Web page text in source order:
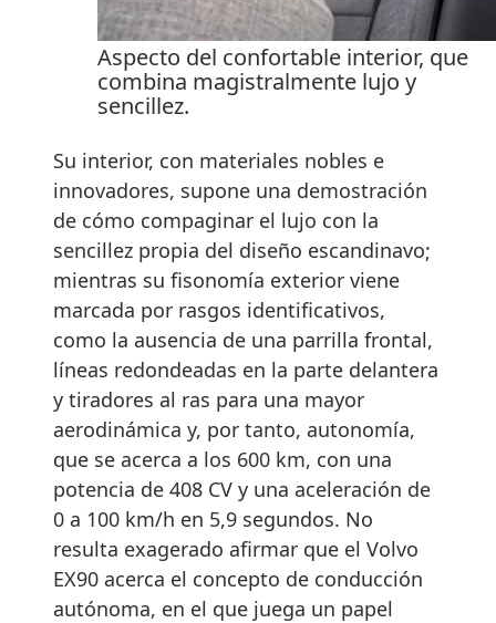
Aspecto del confortable interior, que
combina magistralmente lujo y
sencillez.
Su interior, con materiales nobles e
innovadores, supone una demostración
de cómo compaginar el lujo con la
sencillez propia del diseño escandinavo;
mientras su fisonomía exterior viene
marcada por rasgos identificativos,
como la ausencia de una parrilla frontal,
líneas redondeadas en la parte delantera
y tiradores al ras para una mayor
aerodinámica y, por tanto, autonomía,
que se acerca a los 600 km, con una
potencia de 408 CV y una aceleración de
0 a 100 km/h en 5,9 segundos. No
resulta exagerado afirmar que el Volvo
EX90 acerca el concepto de conducción
autónoma, en el que juega un papel